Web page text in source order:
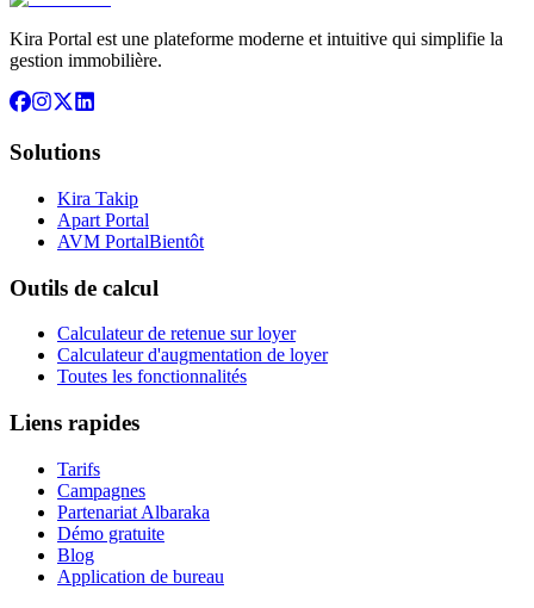
Kira Portal est une plateforme moderne et intuitive qui simplifie la
gestion immobilière.
Solutions
Kira Takip
Apart Portal
AVM PortalBientôt
Outils de calcul
Calculateur de retenue sur loyer
Calculateur d'augmentation de loyer
Toutes les fonctionnalités
Liens rapides
Tarifs
Campagnes
Partenariat Albaraka
Démo gratuite
Blog
Application de bureau